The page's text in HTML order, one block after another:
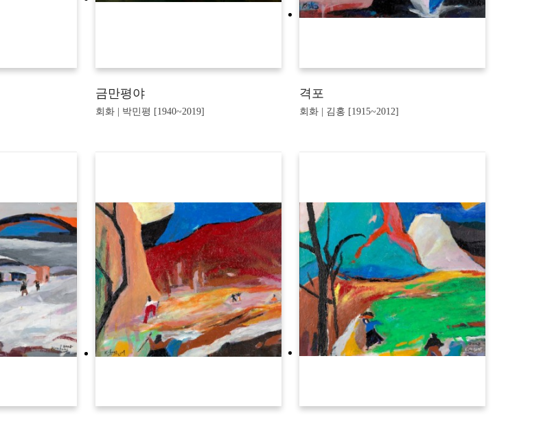
금만평야
회화 | 박민평 [1940~2019]
격포
회화 | 김홍 [1915~2012]